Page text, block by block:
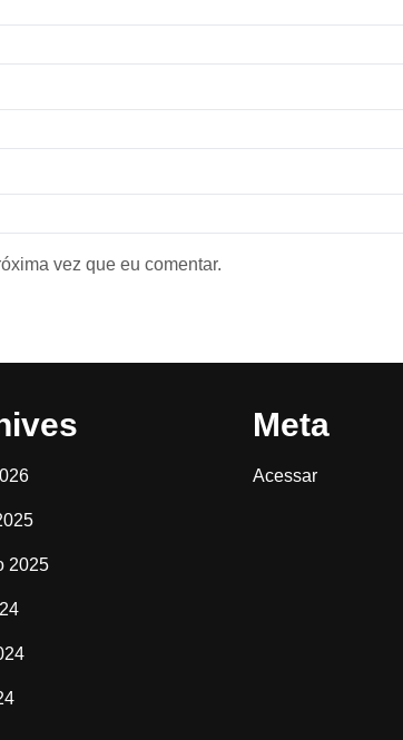
vez que eu comentar.
2025
Meta
Acessar